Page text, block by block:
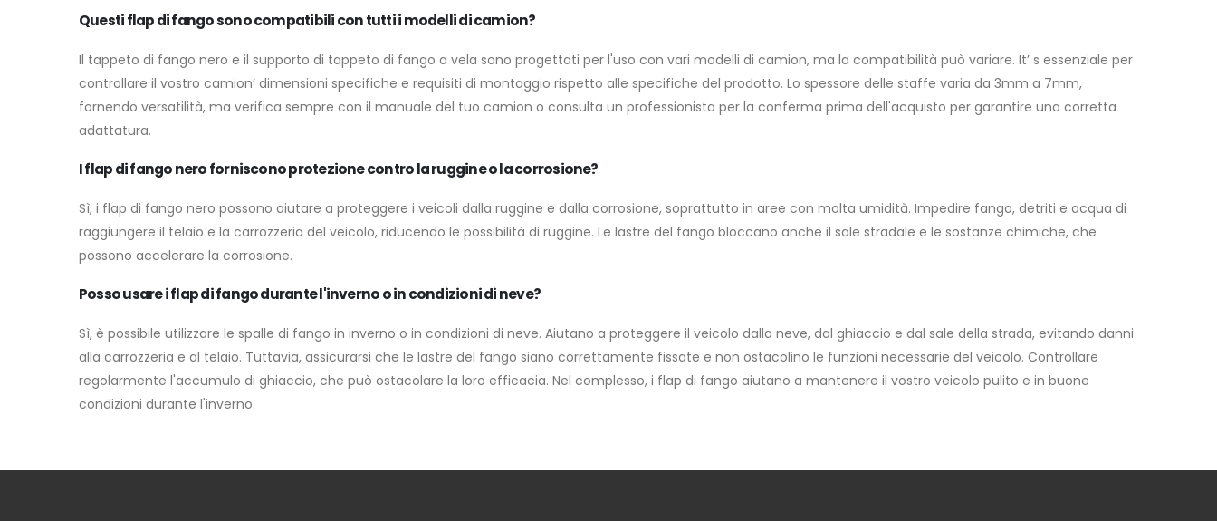
Questi flap di fango sono compatibili con tutti i modelli di camion?
Il tappeto di fango nero e il supporto di tappeto di fango a vela sono progettati per l'uso con vari modelli di camion, ma la compatibilità può variare. It’ s essenziale per
controllare il vostro camion’ dimensioni specifiche e requisiti di montaggio rispetto alle specifiche del prodotto. Lo spessore delle staffe varia da 3mm a 7mm,
fornendo versatilità, ma verifica sempre con il manuale del tuo camion o consulta un professionista per la conferma prima dell'acquisto per garantire una corretta
adattatura.
I flap di fango nero forniscono protezione contro la ruggine o la corrosione?
Sì, i flap di fango nero possono aiutare a proteggere i veicoli dalla ruggine e dalla corrosione, soprattutto in aree con molta umidità. Impedire fango, detriti e acqua di
raggiungere il telaio e la carrozzeria del veicolo, riducendo le possibilità di ruggine. Le lastre del fango bloccano anche il sale stradale e le sostanze chimiche, che
possono accelerare la corrosione.
Posso usare i flap di fango durante l'inverno o in condizioni di neve?
Sì, è possibile utilizzare le spalle di fango in inverno o in condizioni di neve. Aiutano a proteggere il veicolo dalla neve, dal ghiaccio e dal sale della strada, evitando danni
alla carrozzeria e al telaio. Tuttavia, assicurarsi che le lastre del fango siano correttamente fissate e non ostacolino le funzioni necessarie del veicolo. Controllare
regolarmente l'accumulo di ghiaccio, che può ostacolare la loro efficacia. Nel complesso, i flap di fango aiutano a mantenere il vostro veicolo pulito e in buone
condizioni durante l'inverno.